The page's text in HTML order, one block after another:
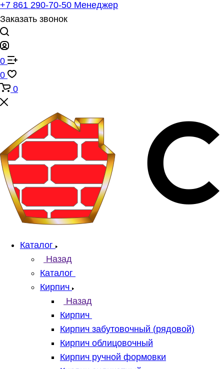
+7 861 290-70-50 Менеджер
Заказать звонок
0
0
0
Каталог
Назад
Каталог
Кирпич
Назад
Кирпич
Кирпич забутовочный (рядовой)
Кирпич облицовочный
Кирпич ручной формовки